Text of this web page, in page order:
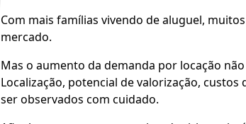
Com mais famílias vivendo de aluguel,
mercado.
Mas o aumento da demanda por locação
Localização, potencial de valorização,
ser observados com cuidado.